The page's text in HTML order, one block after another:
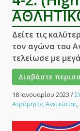
Δείτε τις
τον αγώνα του
τελείωσε με
Διαβάστε
18 Ιανουαρίου 2023 /
Ατρόμητος Ανεμώτιας,